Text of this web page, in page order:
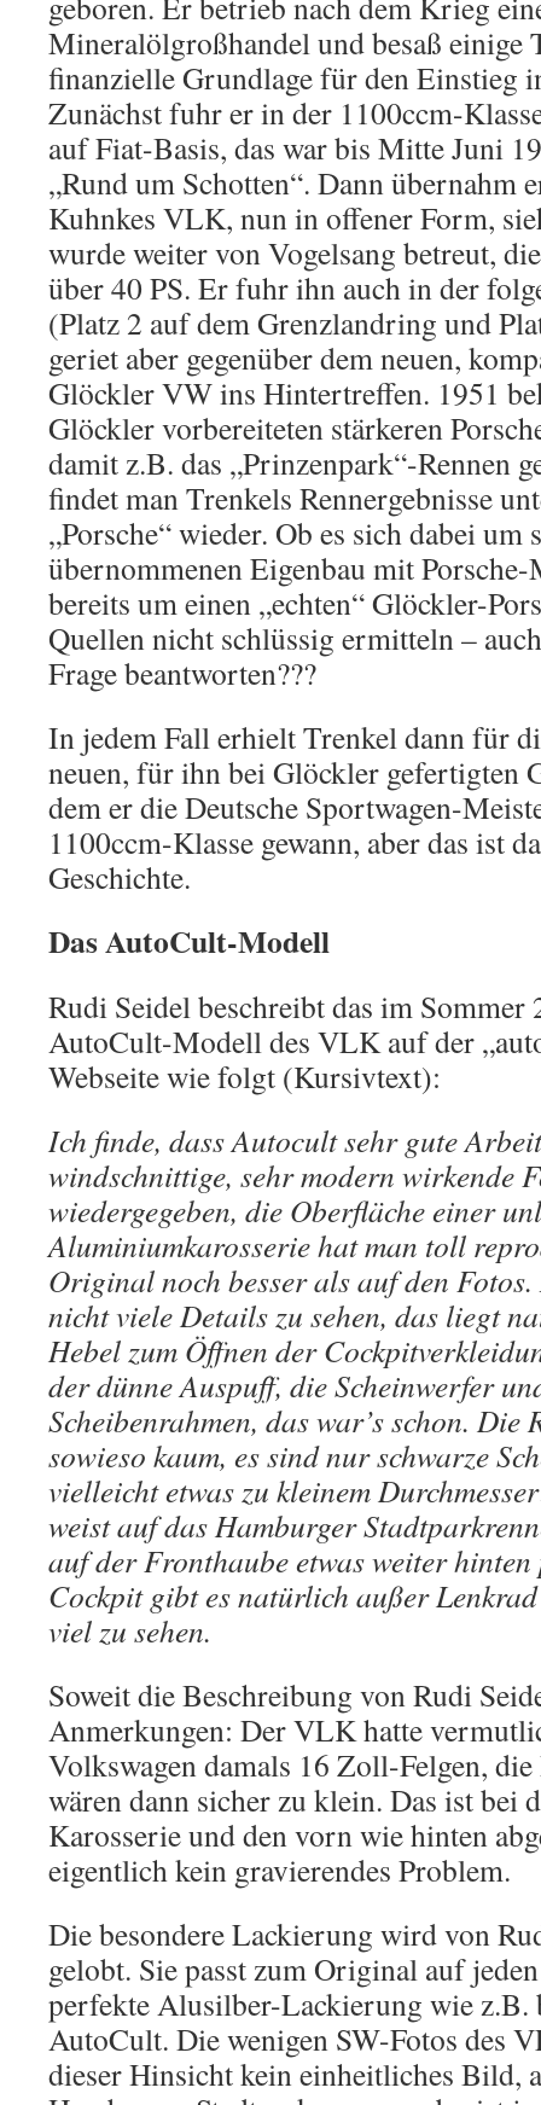
Mineralölgroßhandel und besaß einige
finanzielle Grundlage für den Einstieg
Zunächst fuhr er in der 1100ccm-
auf Fiat-Basis, das war bis Mitte Juni
„Rund um Schotten“. Dann übernahm
Kuhnkes VLK, nun in offener Form,
wurde weiter von Vogelsang betreut,
über 40 PS. Er fuhr ihn auch in der
(Platz 2 auf dem Grenzlandring und
geriet aber gegenüber dem neuen,
Glöckler VW ins Hintertreffen. 1951
Glöckler vorbereiteten stärkeren
damit z.B. das „Prinzenpark“-Rennen
findet man Trenkels Rennergebnisse
„Porsche“ wieder. Ob es sich dabei um
übernommenen Eigenbau mit
bereits um einen „echten“ Glöckler-
Quellen nicht schlüssig ermitteln –
Frage beantworten???
In jedem Fall erhielt Trenkel dann für
neuen, für ihn bei Glöckler gefertigten
dem er die Deutsche Sportwagen-
1100ccm-Klasse gewann, aber das ist
Geschichte.
Das AutoCult-Modell
Rudi Seidel beschreibt das im Sommer
AutoCult-Modell des VLK auf der
Webseite wie folgt (Kursivtext):
Ich finde, dass Autocult sehr gute
windschnittige, sehr modern wirkende
wiedergegeben, die Oberfläche einer
Aluminiumkarosserie hat man toll
Original noch besser als auf den
nicht viele Details zu sehen, das liegt
Hebel zum Öffnen der
der dünne Auspuff, die Scheinwerfer
Scheibenrahmen, das war’s schon. Die
sowieso kaum, es sind nur schwarze
vielleicht etwas zu kleinem Durchmesser
weist auf das Hamburger
auf der Fronthaube etwas weiter
Cockpit gibt es natürlich außer
viel zu sehen.
Soweit die Beschreibung von Rudi
Anmerkungen: Der VLK hatte
Volkswagen damals 16 Zoll-Felgen,
wären dann sicher zu klein. Das ist bei
Karosserie und den vorn wie hinten
eigentlich kein gravierendes Problem.
Die besondere Lackierung wird von
gelobt. Sie passt zum Original auf
perfekte Alusilber-Lackierung wie z.B.
AutoCult. Die wenigen SW-Fotos des
dieser Hinsicht kein einheitliches Bild,